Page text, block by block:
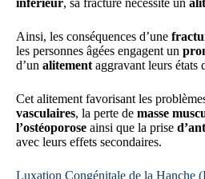
inférieur, sa fracture nécessite un
Ainsi, les conséquences d’une
les personnes âgées engagent un
d’un alitement aggravant leurs états
Cet alitement favorisant les
vasculaires, la perte de masse
l’ostéoporose ainsi que la prise
avec leurs effets secondaires.
Luxation Congénitale de la Hanche